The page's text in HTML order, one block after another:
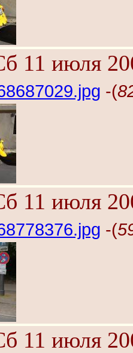
11 июля
-(
11 июля
-(
11 июля